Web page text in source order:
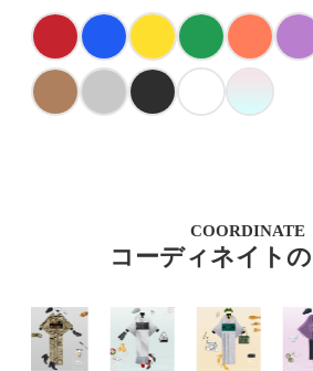
COORDINATE
コーディネイト